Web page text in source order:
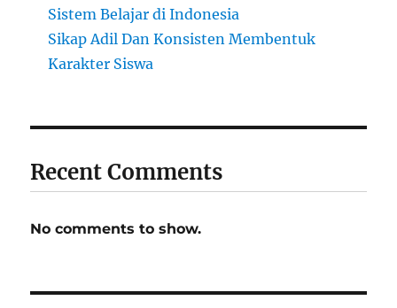
Sistem Belajar di Indonesia
Sikap Adil Dan Konsisten Membentuk
Karakter Siswa
Recent Comments
No comments to show.